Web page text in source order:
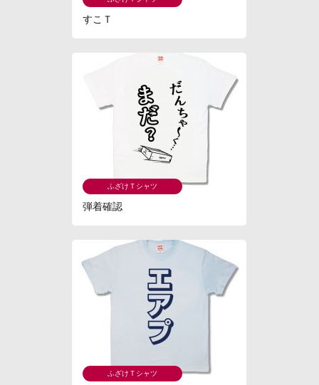
すこＴ
ふざけＴシャツ
弾着確認
ふざけＴシャツ